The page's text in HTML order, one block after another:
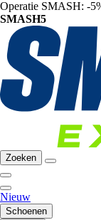
Operatie SMASH: -
SMASH5
Zoeken
Nieuw
Schoenen